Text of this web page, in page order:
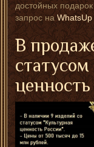
достойных
запрос наWhatsUp
В